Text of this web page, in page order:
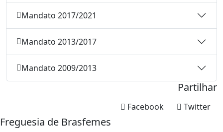
Mandato 2017/2021
Mandato 2013/2017
Mandato 2009/2013
Partilhar
Twitter
Facebook
Freguesia de Brasfemes